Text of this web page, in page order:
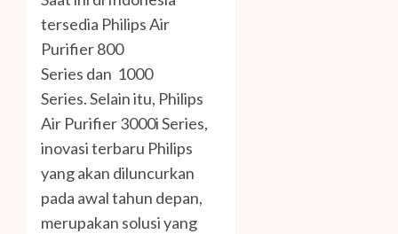
tersedia Philips Air
Purifier 800
Series dan 1000
Series. Selain itu, Philips
Air Purifier 3000i Series,
inovasi terbaru Philips
yang akan diluncurkan
pada awal tahun depan,
merupakan solusi yang